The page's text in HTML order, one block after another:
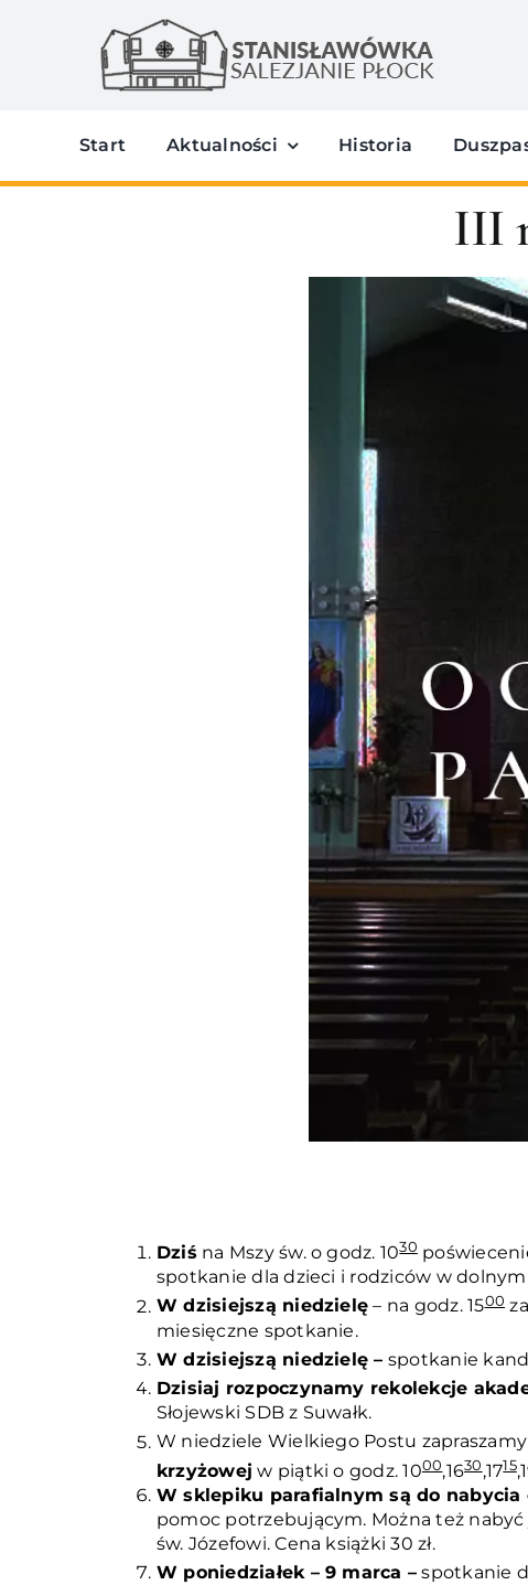
Start Aktualności Historia
III
Dziś na Mszy św. o godz. 1030
spotkanie dla dzieci i rodziców w
W dzisiejszą niedzielę – na godz. 1500
miesięczne spotkanie.
W dzisiejszą niedzielę – spotkanie
Dzisiaj rozpoczynamy rekolekcje
Słojewski SDB z Suwałk.
W niedziele Wielkiego Postu
krzyżowej w piątki o godz. 1000,1630,1715
W sklepiku parafialnym są do nabycia
pomoc potrzebującym. Można też nabyć
św. Józefowi. Cena książki 30 zł.
W poniedziałek – 9 marca – spotkanie